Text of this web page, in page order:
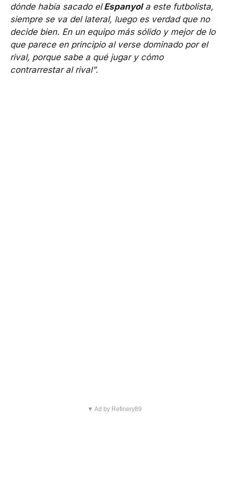
dónde había sacado elEspanyola este futbolista,
siempre se va del lateral, luego es verdad que no
decide bien. En un equipo más sólido y mejor de lo
que parece en principio al verse dominado por el
rival, porque sabe a qué jugar y cómo
contrarrestar al rival”.
▼ Ad by Refinery89